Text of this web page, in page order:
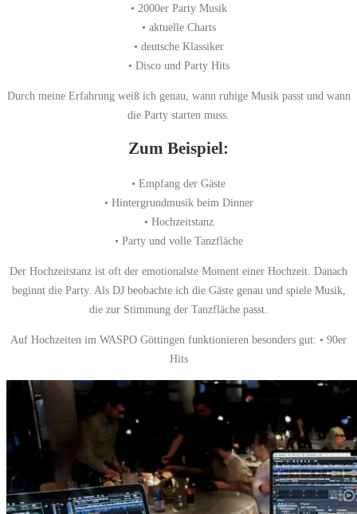
• 2000er Party Musik
• aktuelle Charts
• deutsche Klassiker
• Disco und Party Hits
Durch meine Erfahrung weiß ich genau, wann ruhige Musik passt und wann
die Party starten muss.
Zum Beispiel:
• Empfang der Gäste
• Hintergrundmusik beim Dinner
• Hochzeitstanz
• Party und volle Tanzfläche
Der Hochzeitstanz ist oft der emotionalste Moment einer Hochzeit. Danach
beginnt die Party. Als DJ beobachte ich die Gäste genau und spiele Musik,
die zur Stimmung der Tanzfläche passt.
Auf Hochzeiten im WASPO Göttingen funktionieren besonders gut: • 90er
Hits